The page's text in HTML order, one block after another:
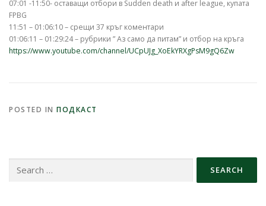
07:01 -11:50- оставащи отбори в Sudden death и after league, купата
FPBG
11:51 – 01:06:10 – срещи 37 кръг коментари
01:06:11 – 01:29:24 – рубрики ” Аз само да питам” и отбор на кръга
https://www.youtube.com/channel/UCpUJg_XoEkYRXgPsM9gQ6Zw
POSTED IN ПОДКАСТ
for: